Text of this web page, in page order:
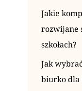
Jakie
rozwijane
szkołach?
Jak
biurko dla